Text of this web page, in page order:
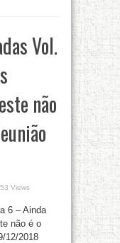
Vol.
não
Views
6 – Ainda
não é o
12/2018